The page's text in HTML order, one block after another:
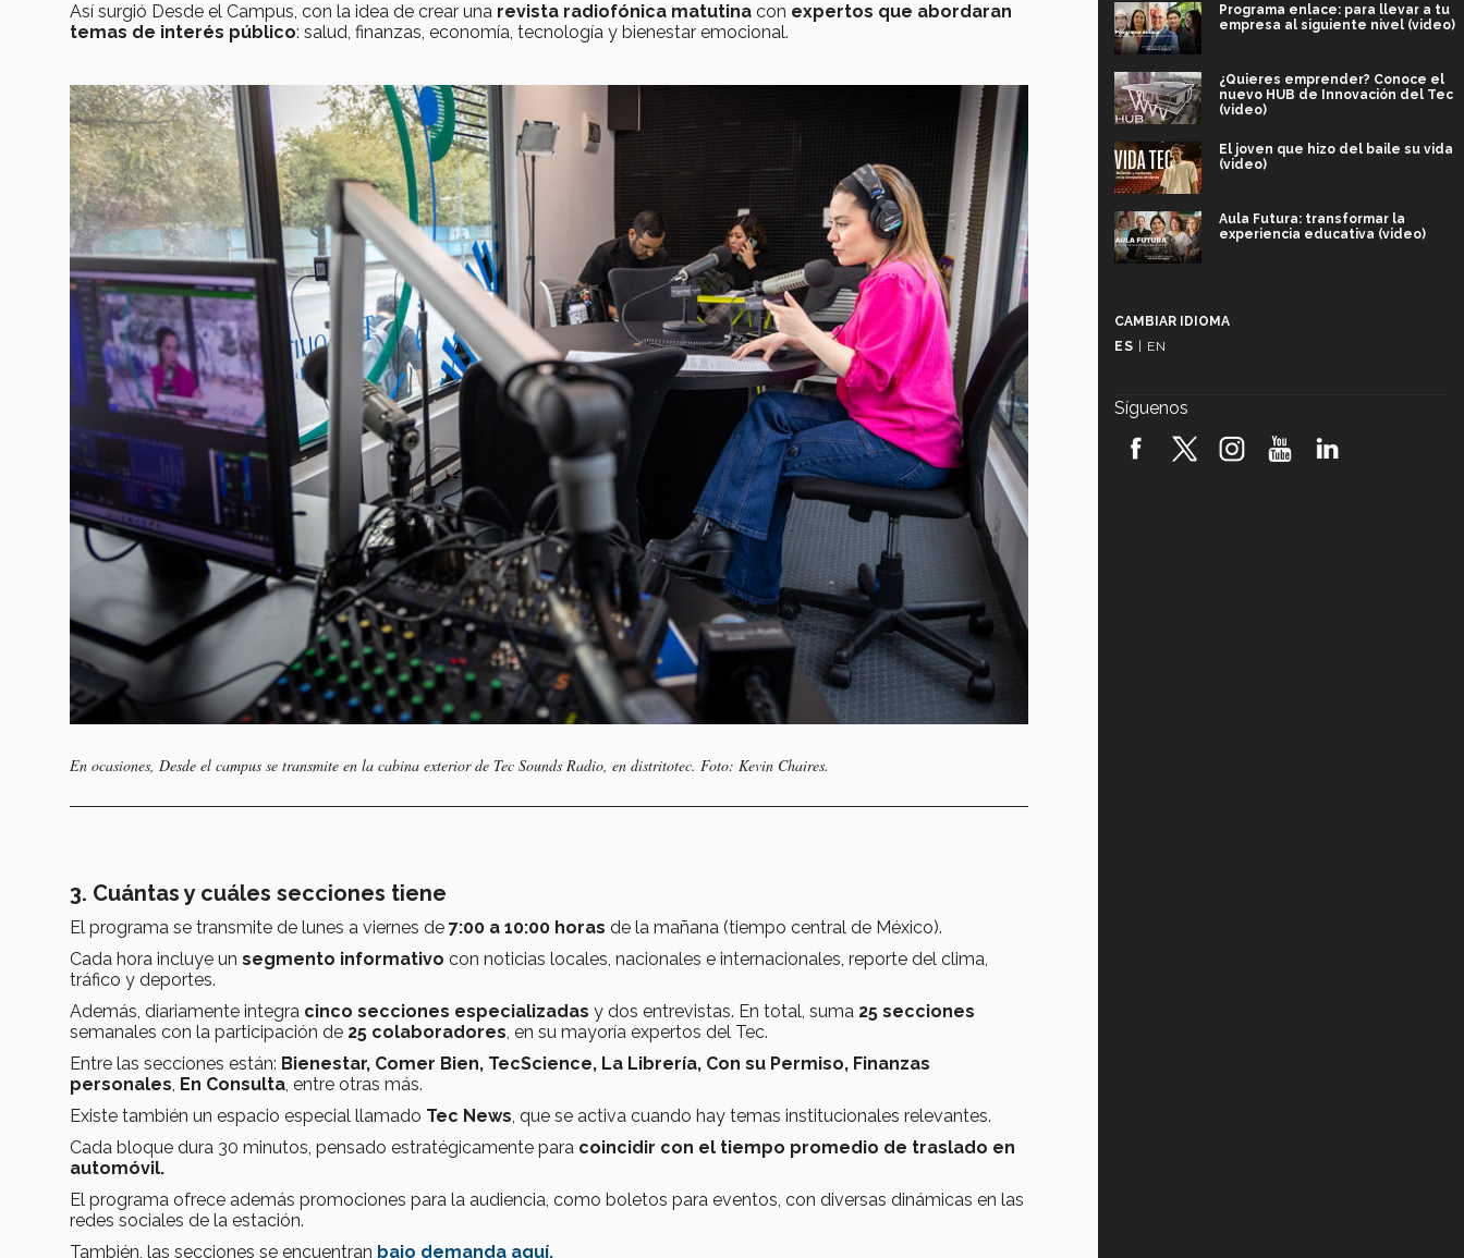
Así surgió Desde el Campus, con la idea de crear una revista radiofónica matutina con expertos que abordaran
temas de interés público: salud, finanzas, economía, tecnología y bienestar emocional.
En ocasiones, Desde el campus se transmite en la cabina exterior de Tec Sounds Radio, en distritotec. Foto: Kevin Chaires.
3. Cuántas y cuáles secciones tiene
El programa se transmite de lunes a viernes de 7:00 a 10:00 horas de la mañana (tiempo central de México).
Cada hora incluye un segmento informativo con noticias locales, nacionales e internacionales, reporte del clima,
tráfico y deportes.
Además, diariamente integra cinco secciones especializadas y dos entrevistas. En total, suma 25 secciones
semanales con la participación de 25 colaboradores, en su mayoría expertos del Tec.
Entre las secciones están: Bienestar, Comer Bien, TecScience, La Librería, Con su Permiso, Finanzas
personales, En Consulta, entre otras más.
Existe también un espacio especial llamado Tec News, que se activa cuando hay temas institucionales relevantes.
Cada bloque dura 30 minutos, pensado estratégicamente para coincidir con el tiempo promedio de traslado en
automóvil.
El programa ofrece además promociones para la audiencia, como boletos para eventos, con diversas dinámicas en las
redes sociales de la estación.
También, las secciones se encuentran bajo demanda aquí.
Programa enlace: para llevar a tu
empresa al siguiente nivel (video)
¿Quieres emprender? Conoce el
nuevo HUB de Innovación del Tec
(video)
El joven que hizo del baile su vida
(video)
Aula Futura: transformar la
experiencia educativa (video)
robótica FIRST 2026! (video)
CAMBIAR IDIOMA
ES | EN
Síguenos